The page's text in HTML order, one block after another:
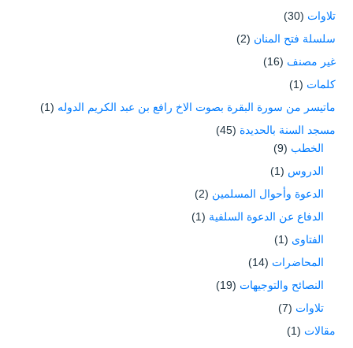
تلاوات (30)
سلسلة فتح المنان (2)
غير مصنف (16)
كلمات (1)
ماتيسر من سورة البقرة بصوت الاخ رافع بن عبد الكريم الدوله (1)
مسجد السنة بالحديدة (45)
الخطب (9)
الدروس (1)
الدعوة وأحوال المسلمين (2)
الدفاع عن الدعوة السلفية (1)
الفتاوى (1)
المحاضرات (14)
النصائح والتوجيهات (19)
تلاوات (7)
مقالات (1)